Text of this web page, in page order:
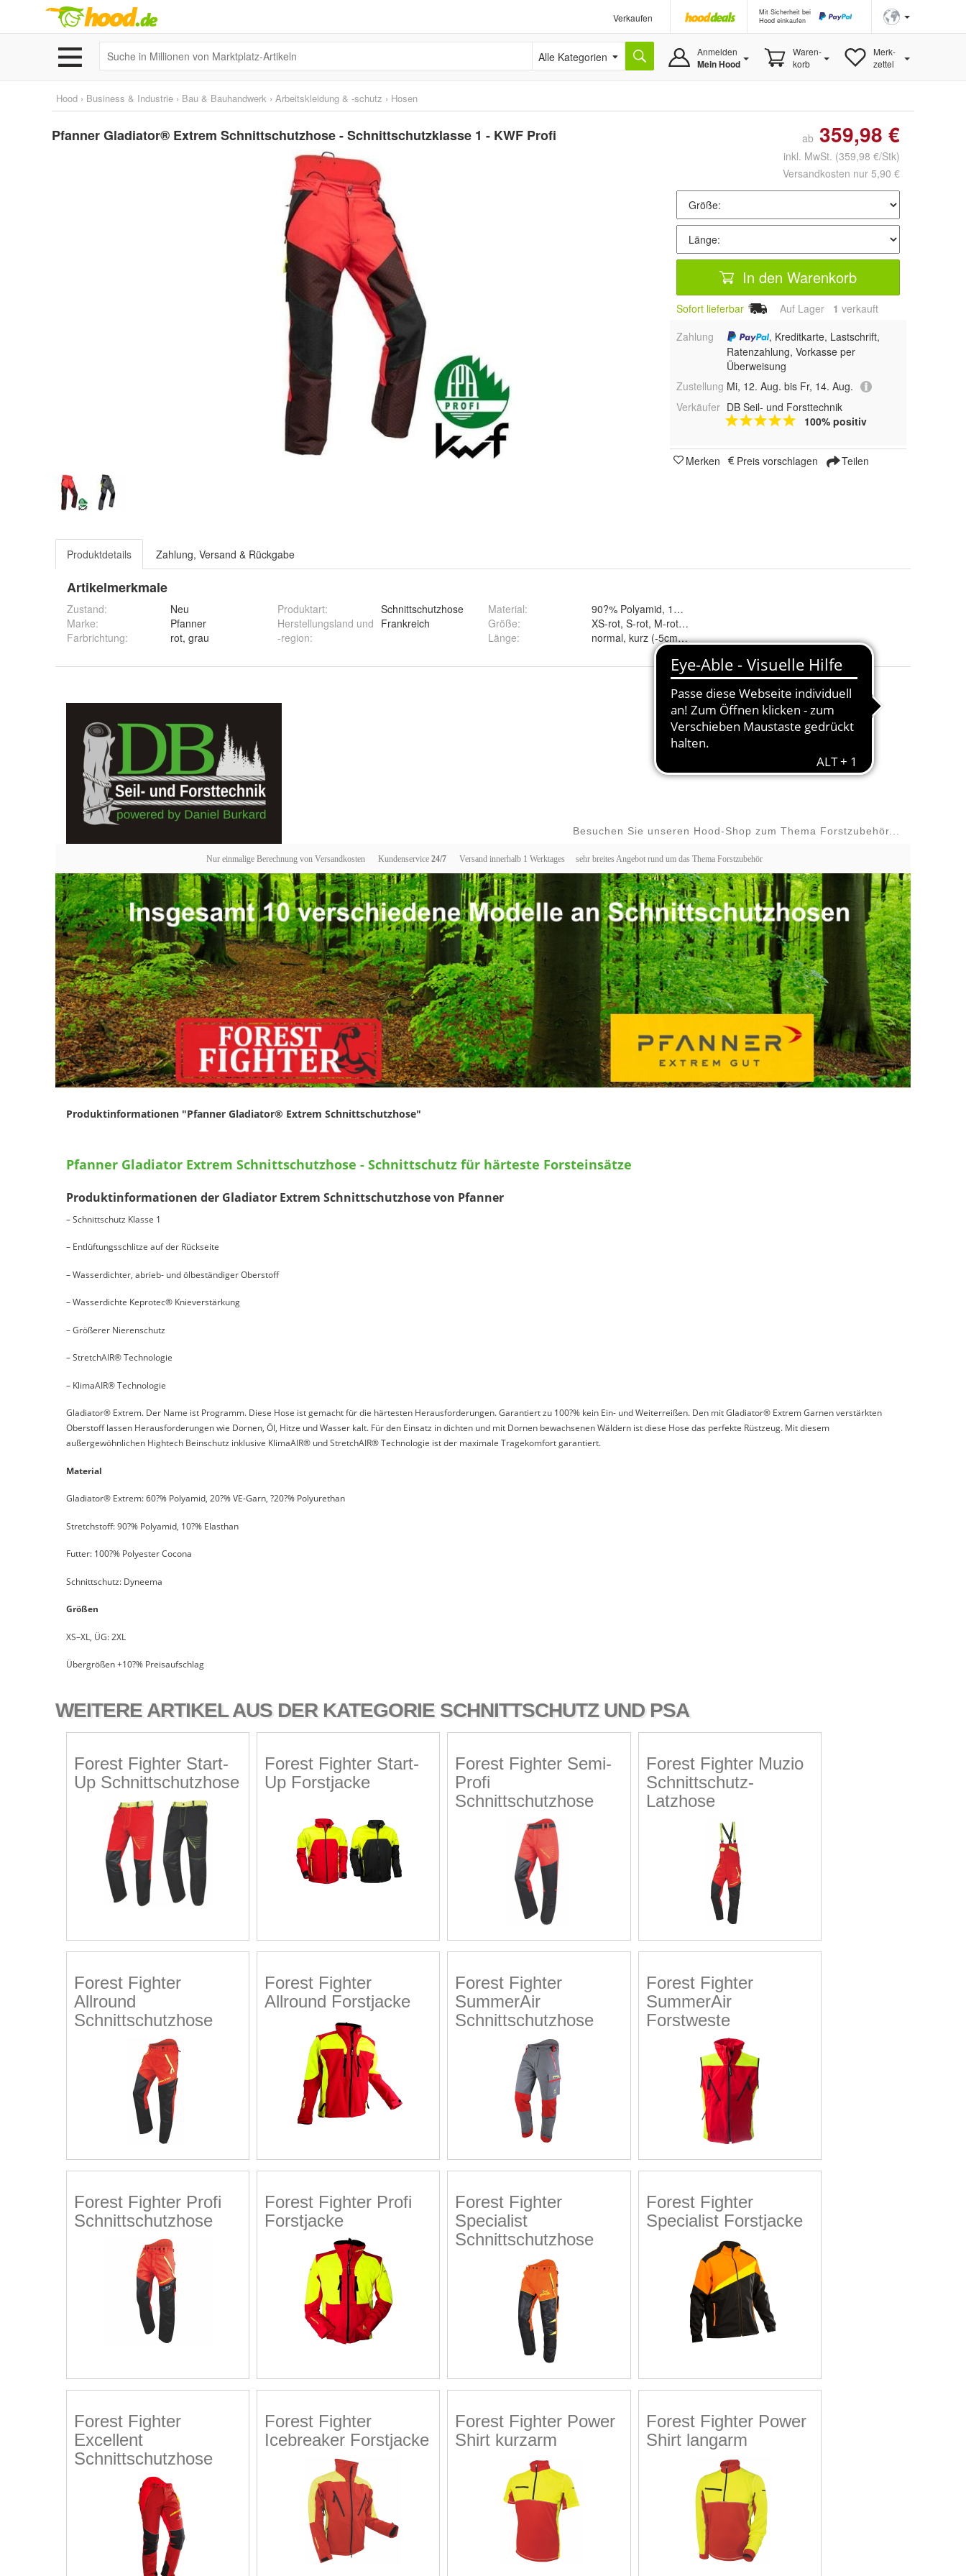
Verkaufen
Mit Sicherheit bei
Hood einkaufen
Alle Kategorien Anmelden
Mein Hood
Waren-
korb
Merk-
zettel
Hood › Business & Industrie › Bau & Bauhandwerk › Arbeitskleidung & -schutz › Hosen
Pfanner Gladiator® Extrem Schnittschutzhose - Schnittschutzklasse 1 - KWF Profi ab 359,98 €
inkl. MwSt. (359,98 €/Stk)
Versandkosten nur 5,90 €
In den Warenkorb
Sofort lieferbar Auf Lager 1 verkauft
Zahlung
, Kreditkarte, Lastschrift,
Ratenzahlung, Vorkasse per
Überweisung
Zustellung Mi, 12. Aug. bis Fr, 14. Aug.
Verkäufer DB Seil- und Forsttechnik
100% positiv
Merken Preis vorschlagen Teilen
Produktdetails Zahlung, Versand & Rückgabe
Artikelmerkmale
Zustand:
Neu
Marke:
Pfanner
Farbrichtung: rot, grau
Produktart:
Schnittschutzhose
Herstellungsland und
-region:
Frankreich
Material:
90?% Polyamid, 10?% Elasthan
Größe:
Länge: normal, kurz (-5cm) und lang (+7cm)